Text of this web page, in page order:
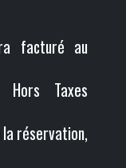
facturé au
Hors Taxes
réservation,